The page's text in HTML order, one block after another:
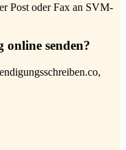
Post oder Fax an SVM-
senden?